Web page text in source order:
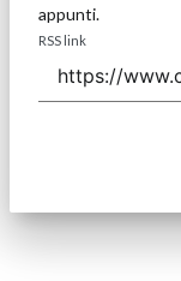
appunti.
RSS link